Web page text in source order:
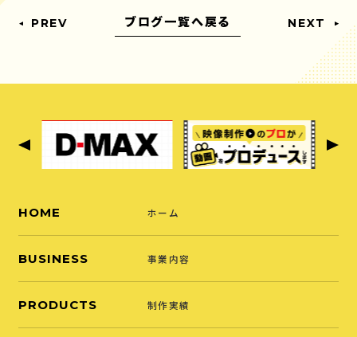
PREV ブログ一覧へ戻る NEXT
HOME ホーム
BUSINESS 事業内容
PRODUCTS 制作実績